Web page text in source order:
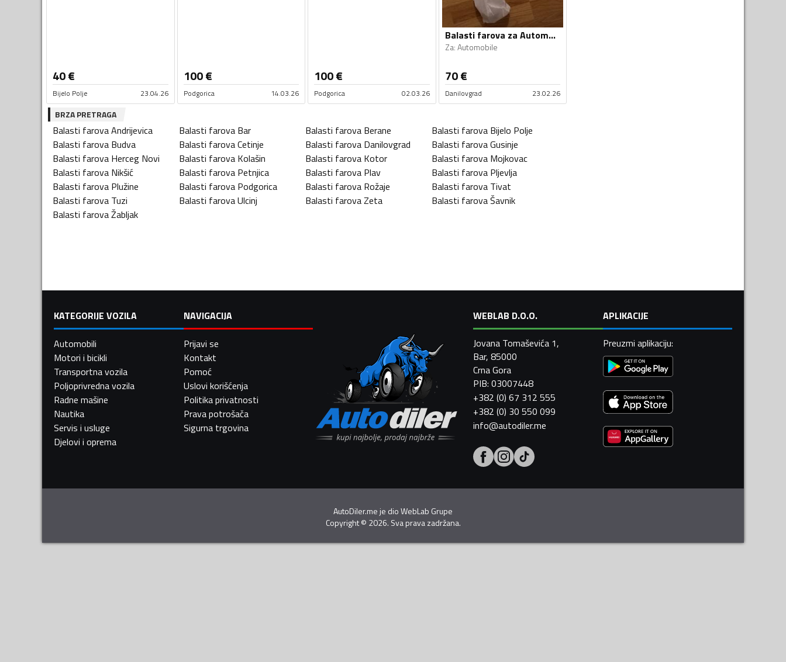
40€
Bijelo Polje 23.04.26
100€
Podgorica 14.03.26
100€
Podgorica 02.03.26
Balasti farova za Automobile - Univerzalno
Za:Automobile
70€
Danilovgrad 23.02.26
BRZA PRETRAGA
Balasti farovaAndrijevica Balasti farova Bar Balasti farova Berane Balasti farova Bijelo Polje
Balasti farova Budva Balasti farovaCetinje Balasti farova Danilovgrad Balasti farovaGusinje
Balasti farova Herceg Novi Balasti farova Kolašin Balasti farova Kotor Balasti farova Mojkovac
Balasti farova Nikšić Balasti farova Petnjica Balasti farova Plav Balasti farova Pljevlja
Balasti farova Plužine Balasti farova Podgorica Balasti farova Rožaje Balasti farova Tivat
Balasti farova Tuzi Balasti farovaUlcinj Balasti farovaZeta Balasti farovaŠavnik
Balasti farovaŽabljak
KATEGORIJE VOZILA
Automobili
Motori i bicikli
Transportna vozila
Poljoprivredna vozila
Radne mašine
Nautika
Servis i usluge
Djelovi i oprema
NAVIGACIJA
Prijavi se
Kontakt
Pomoć
Uslovi korišćenja
Politika privatnosti
Prava potrošača
Sigurna trgovina
WEBLAB D.O.O.
Jovana Tomaševića 1,
Bar, 85000
Crna Gora
PIB: 03007448
+382 (0) 67 312 555
+382 (0) 30 550 099
info@autodiler.me
APLIKACIJE
Preuzmi aplikaciju:
AutoDiler.me je dioWebLab Grupe
Copyright© 2026. Sva prava zadržana.